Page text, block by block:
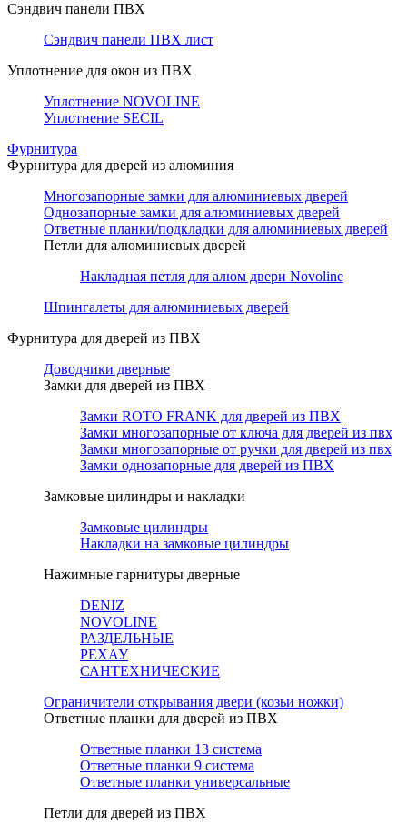
Сэндвич панели ПВХ
Сэндвич панели ПВХ лист
Уплотнение для окон из ПВХ
Уплотнение NOVOLINE
Уплотнение SECIL
Фурнитура
Фурнитура для дверей из алюминия
Многозапорные замки для алюминиевых дверей
Однозапорные замки для алюминиевых дверей
Ответные планки/подкладки для алюминиевых дверей
Петли для алюминиевых дверей
Накладная петля для алюм двери Novoline
Шпингалеты для алюминиевых дверей
Фурнитура для дверей из ПВХ
Доводчики дверные
Замки для дверей из ПВХ
Замки ROTO FRANK для дверей из ПВХ
Замки многозапорные от ключа для дверей из пвх
Замки многозапорные от ручки для дверей из пвх
Замки однозапорные для дверей из ПВХ
Замковые цилиндры и накладки
Замковые цилиндры
Накладки на замковые цилиндры
Нажимные гарнитуры дверные
DENIZ
NOVOLINE
РАЗДЕЛЬНЫЕ
РЕХАУ
САНТЕХНИЧЕСКИЕ
Ограничители открывания двери (козьи ножки)
Ответные планки для дверей из ПВХ
Ответные планки 13 система
Ответные планки 9 система
Ответные планки универсальные
Петли для дверей из ПВХ